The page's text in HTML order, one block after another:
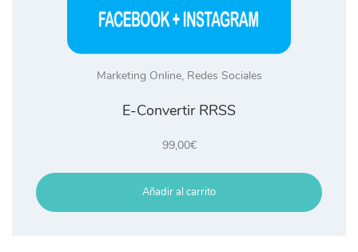
Marketing Online, Redes Sociales
E-Convertir RRSS
99,00€
Añadir al carrito